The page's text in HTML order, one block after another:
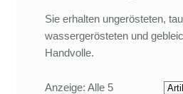
Sie erhalten ungerösteten,
wassergerösteten und
Handvolle.
Anzeige: Alle 5